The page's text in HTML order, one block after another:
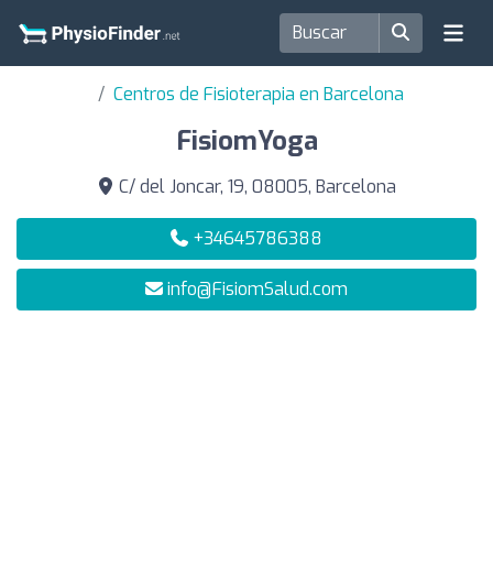
Centros de Fisioterapia en Barcelona
FisiomYoga
C/ del Joncar, 19, 08005, Barcelona
+34645786388
info@FisiomSalud.com